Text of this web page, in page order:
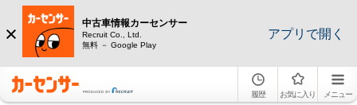
中古車情報カーセンサー
Recruit Co., Ltd.
無料 － Google Play
アプリで開く
履歴 お気に入り メニュー